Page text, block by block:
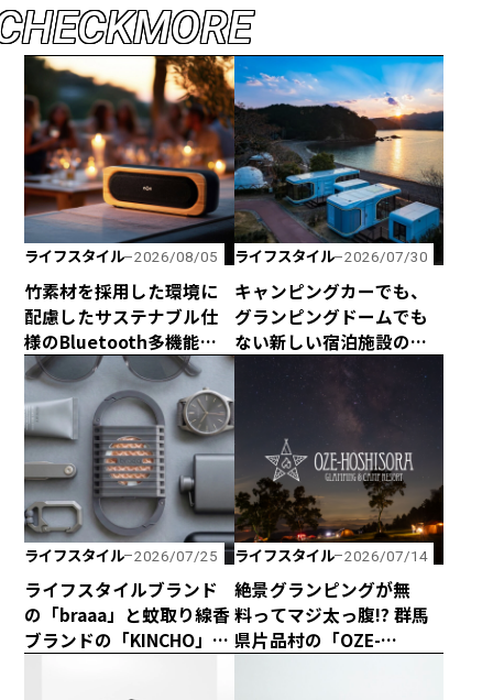
HECKMORE
ライフスタイル 2026/08/05
竹素材を採用した環境に
配慮したサステナブル仕
様のBluetooth多機能ス
ピーカー「Get Together
Go」が新登場！
ライフスタイル 2026/07/30
キャンピングカーでも、
グランピングドームでも
ない新しい宿泊施設のカ
タチ！ 海と山に囲まれた
熊野の最新型カプセルハ
ウス「ザ・グランスイー
ト」
ライフスタイル 2026/07/25
ライフスタイルブランド
の「braaa」と蚊取り線香
ブランドの「KINCHO」が
ライフスタイル 2026/07/14
絶景グランピングが無
料ってマジ太っ腹!? 群馬
県片品村の「OZE-